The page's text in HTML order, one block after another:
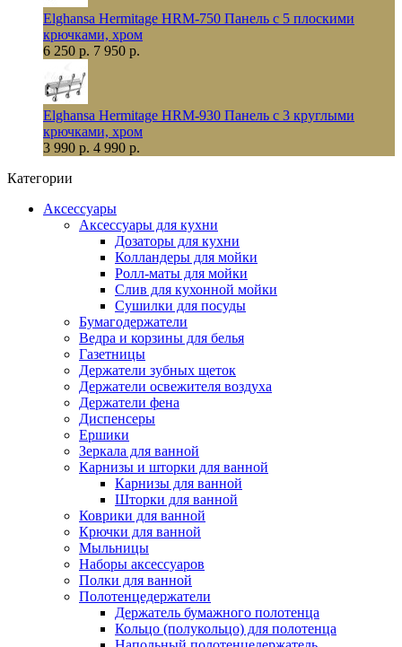
Elghansa Hermitage HRM-750 Панель с 5 плоскими
крючками, хром
6 250 р. 7 950 р.
Elghansa Hermitage HRM-930 Панель с 3 круглыми
крючками, хром
3 990 р. 4 990 р.
Категории
Аксессуары
Аксессуары для кухни
Дозаторы для кухни
Колландеры для мойки
Ролл-маты для мойки
Слив для кухонной мойки
Сушилки для посуды
Бумагодержатели
Ведра и корзины для белья
Газетницы
Держатели зубных щеток
Держатели освежителя воздуха
Держатели фена
Диспенсеры
Ершики
Зеркала для ванной
Карнизы и шторки для ванной
Карнизы для ванной
Шторки для ванной
Коврики для ванной
Крючки для ванной
Мыльницы
Наборы аксессуаров
Полки для ванной
Полотенцедержатели
Держатель бумажного полотенца
Кольцо (полукольцо) для полотенца